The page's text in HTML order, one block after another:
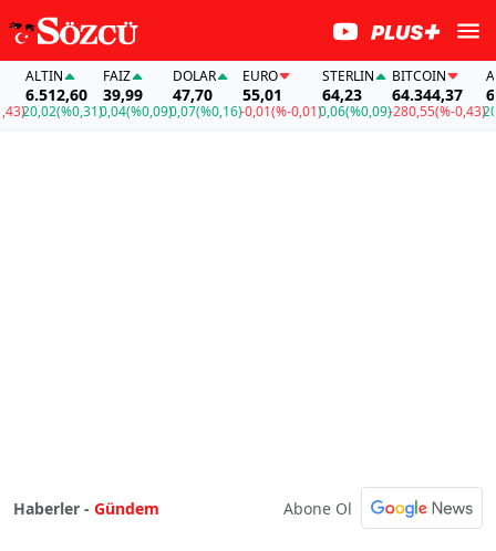
ALTIN
6.512,60
20,02(%0,31)
FAİZ
39,99
0,04(%0,09)
DOLAR
47,70
0,07(%0,16)
EURO
55,01
-0,01(%-0,01)
STERLIN
64,23
0,06(%0,09)
BITCOIN
64.344,37
-280,55(%-0,43)
Haberler - Gündem Abone Ol